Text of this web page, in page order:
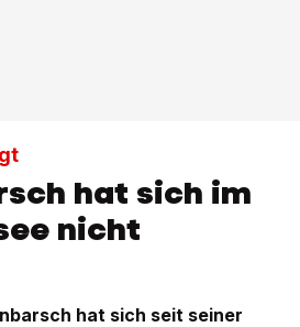
hat sich im
nicht
hat sich seit seiner